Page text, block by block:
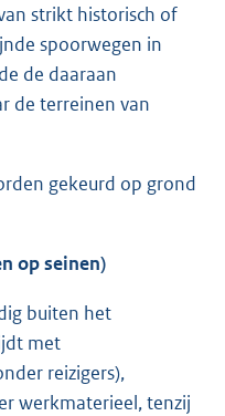
strikt historisch of
spoorwegen in
de daaraan
de terreinen van
gekeurd op grond
op seinen)
buiten het
met
reizigers),
werkmaterieel, tenzij